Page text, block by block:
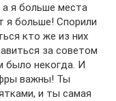
а я больше места
я больше! Спорили
кто же из них
за советом
было некогда. И
важны! Ты
и ты самая